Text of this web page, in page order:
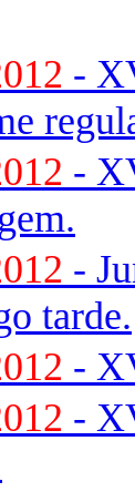
-
-
-
tarde.
-
-